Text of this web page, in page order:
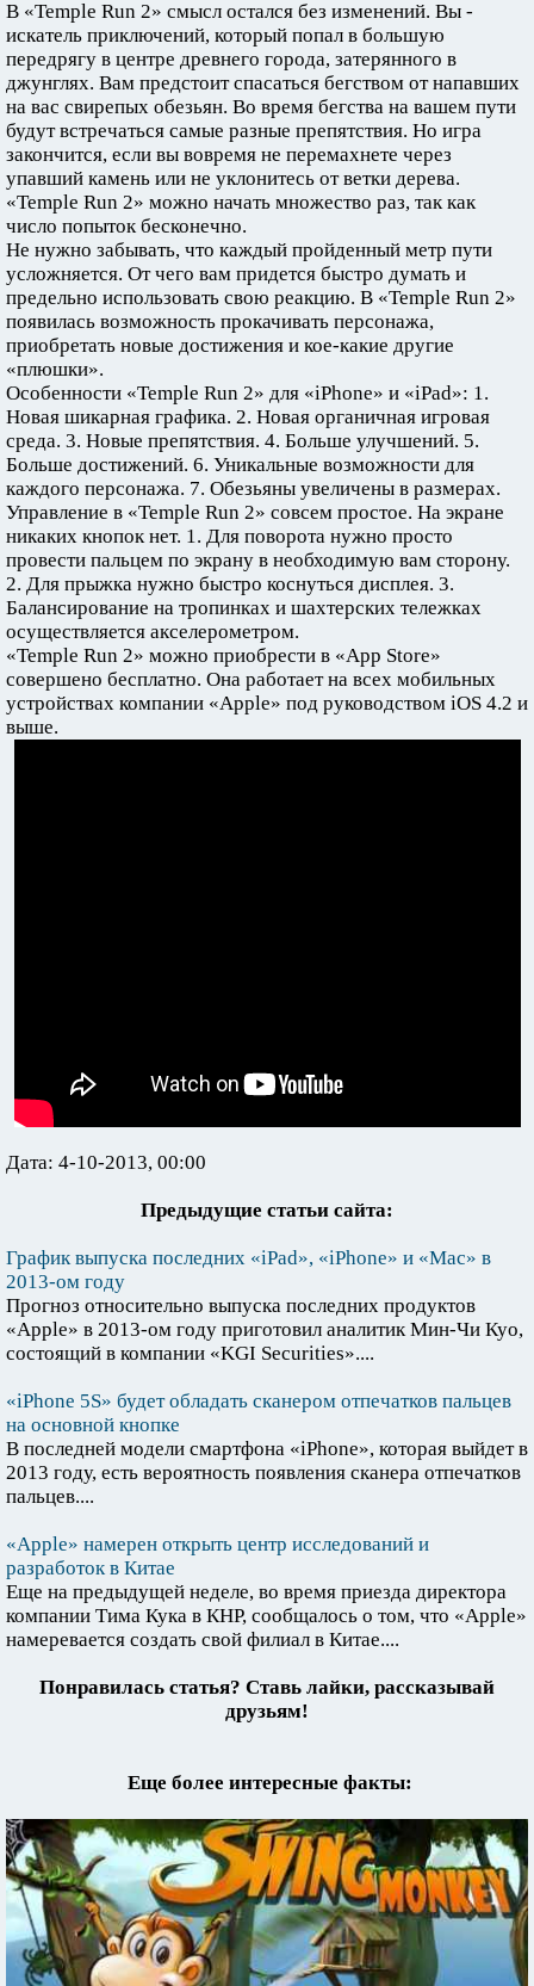
В «Temple Run 2» смысл остался без изменений. Вы -
искатель приключений, который попал в большую
передрягу в центре древнего города, затерянного в
джунглях. Вам предстоит спасаться бегством от напавших
на вас свирепых обезьян. Во время бегства на вашем пути
будут встречаться самые разные препятствия. Но игра
закончится, если вы вовремя не перемахнете через
упавший камень или не уклонитесь от ветки дерева.
«Temple Run 2» можно начать множество раз, так как
число попыток бесконечно.
Не нужно забывать, что каждый пройденный метр пути
усложняется. От чего вам придется быстро думать и
предельно использовать свою реакцию. В «Temple Run 2»
появилась возможность прокачивать персонажа,
приобретать новые достижения и кое-какие другие
«плюшки».
Особенности «Temple Run 2» для «iPhone» и «iPad»: 1.
Новая шикарная графика. 2. Новая органичная игровая
среда. 3. Новые препятствия. 4. Больше улучшений. 5.
Больше достижений. 6. Уникальные возможности для
каждого персонажа. 7. Обезьяны увеличены в размерах.
Управление в «Temple Run 2» совсем простое. На экране
никаких кнопок нет. 1. Для поворота нужно просто
провести пальцем по экрану в необходимую вам сторону.
2. Для прыжка нужно быстро коснуться дисплея. 3.
Балансирование на тропинках и шахтерских тележках
осуществляется акселерометром.
«Temple Run 2» можно приобрести в «App Store»
совершено бесплатно. Она работает на всех мобильных
устройствах компании «Apple» под руководством iOS 4.2 и
выше.
Дата: 4-10-2013, 00:00
Предыдущие статьи сайта:
График выпуска последних «iPad», «iPhone» и «Mac» в
2013-ом году
Прогноз относительно выпуска последних продуктов
«Apple» в 2013-ом году приготовил аналитик Мин-Чи Куо,
состоящий в компании «KGI Securities»....
«iPhone 5S» будет обладать сканером отпечатков пальцев
на основной кнопке
В последней модели смартфона «iPhone», которая выйдет в
2013 году, есть вероятность появления сканера отпечатков
пальцев....
«Apple» намерен открыть центр исследований и
разработок в Китае
Еще на предыдущей неделе, во время приезда директора
компании Тима Кука в КНР, сообщалось о том, что «Apple»
намеревается создать свой филиал в Китае....
Понравилась статья? Ставь лайки, рассказывай
друзьям!
Еще более интересные факты: